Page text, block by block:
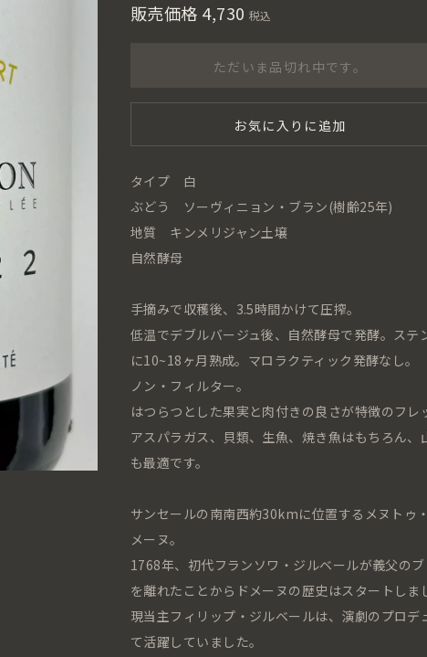
販売価格 4,730 税込
ただいま品切れ中です。
お気に入りに追加
タイプ 白
ぶどう ソーヴィニョン・ブラン(樹齢25年)
地質 キンメリジャン土壌
自然酵母
手摘みで収穫後、3.5時間かけて圧搾。
低温でデブルバージュ後、自然酵母で発酵。ステ
に10~18ヶ月熟成。マロラクティック発酵なし。
ノン・フィルター。
はつらつとした果実と肉付きの良さが特徴のフレ
アスパラガス、貝類、生魚、焼き魚はもちろん
も最適です。
サンセールの南南西約30kmに位置するメヌトゥ
メーヌ。
1768年、初代フランソワ・ジルベールが義父の
を離れたことからドメーヌの歴史はスタートしま
現当主フィリップ・ジルベールは、演劇のプロ
て活躍していました。